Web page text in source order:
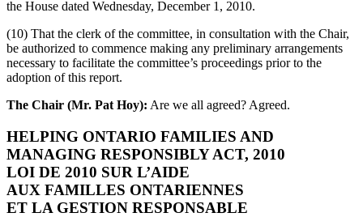
the House dated Wednesday, December 1, 2010.
(10) That the clerk of the committee, in consultation with the Chair,
be authorized to commence making any preliminary arrangements
necessary to facilitate the committee’s proceedings prior to the
adoption of this report.
The Chair (Mr. Pat Hoy): Are we all agreed? Agreed.
HELPING ONTARIO FAMILIES AND
MANAGING RESPONSIBLY ACT, 2010
LOI DE 2010 SUR L’AIDE
AUX FAMILLES ONTARIENNES
ET LA GESTION RESPONSABLE